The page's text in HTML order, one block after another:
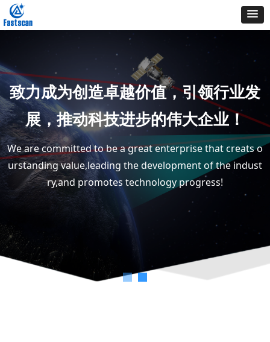
致力成为创造卓越价值，引领行业发
展，推动科技进步的伟大企业！
We are committed to be a great enterprise that creats o
urstanding value,leading the development of the indust
ry,and promotes technology progress!